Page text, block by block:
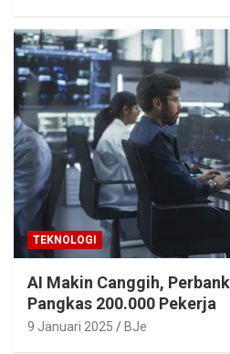
TEKNOLOGI
AI Makin Canggih,
Pangkas 200.000 Pekerja
9 Januari 2025 BJe